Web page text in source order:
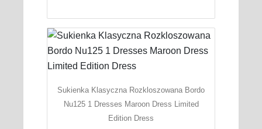
Sukienka Klasyczna Rozkloszowana Bordo
Nu125 1 Dresses Maroon Dress Limited
Edition Dress